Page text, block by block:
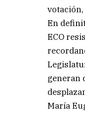
En
ECO
generan
María